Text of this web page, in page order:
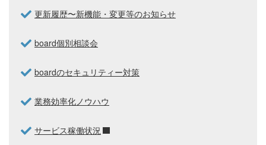
更新履歴〜新機能・変更等のお知らせ
board個別相談会
boardのセキュリティー対策
業務効率化ノウハウ
サービス稼働状況